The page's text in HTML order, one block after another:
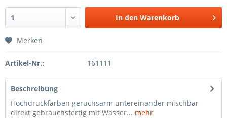
In den Warenkorb
Merken
Artikel-Nr.: 161111
Beschreibung
Hochdruckfarben geruchsarm untereinander mischbar
direkt gebrauchsfertig mit Wasser... mehr